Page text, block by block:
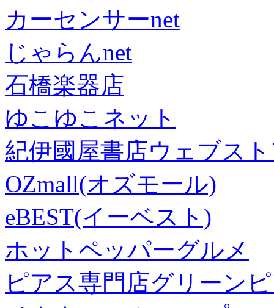
カーセンサーnet
じゃらんnet
石橋楽器店
ゆこゆこネット
紀伊國屋書店ウェブス
OZmall(オズモール)
eBEST(イーベスト)
ホットペッパーグルメ
ピアス専門店グリーン